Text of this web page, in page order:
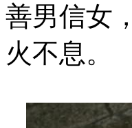
善男信女
火不息。